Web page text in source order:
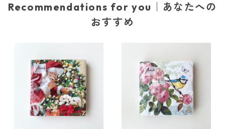
Recommendations for you｜あなたへの
おすすめ